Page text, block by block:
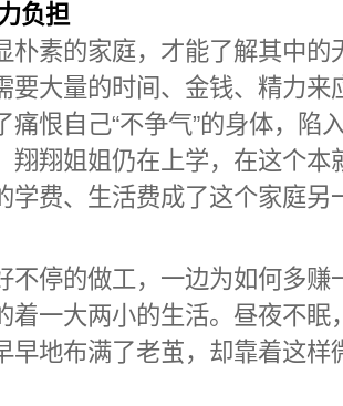
负担
朴素的家庭，才能了解其中
要大量的时间、金钱、精力
痛恨自己“不争气”的身体，陷
翔翔姐姐仍在上学，在这个
学费、生活费成了这个家庭另
不停的做工，一边为如何多
着一大两小的生活。昼夜不
早地布满了老茧，却靠着这样